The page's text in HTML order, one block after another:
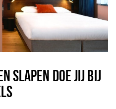
SLAPEN DOE JIJ BIJ